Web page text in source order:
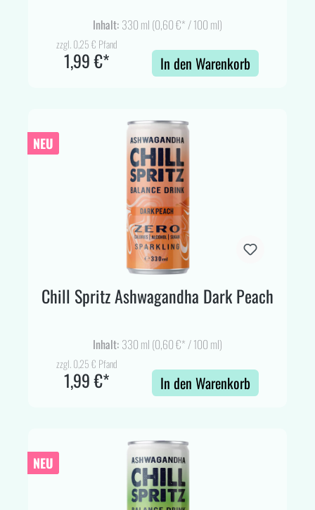
Inhalt: 330 ml (0,60 €* / 100 ml)
zzgl. 0,25 € Pfand
1,99 €* In den Warenkorb
NEU
Chill Spritz Ashwagandha Dark Peach
Inhalt: 330 ml (0,60 €* / 100 ml)
zzgl. 0,25 € Pfand
1,99 €* In den Warenkorb
NEU